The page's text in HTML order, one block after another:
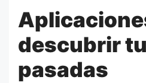
descubrir
pasadas